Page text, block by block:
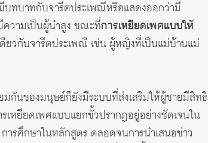
ทบาทกับจารีตประเพณีหรือแสดงออกว่ามี
วามเป็นผู้นำสูง ขณะที่การเหยียดเพศแบบให้
วกับจารีตประเพณี เช่น ผู้หญิงที่เป็นแม่บ้านแม่
มกันของมนุษย์ก็ยังมีระบบที่ส่งเสริมให้ผู้ชายมีสิทธิ
เหยียดเพศแบบแยกขั้วปรากฏอยู่อย่างชัดเจนใน
รศึกษาในหลักสูตร ตลอดจนการนำเสนอข่าว